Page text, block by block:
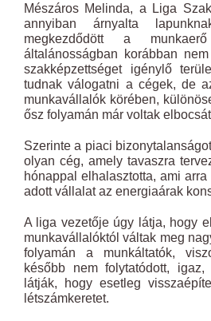
Mészáros Melinda, a Liga
annyiban árnyalta
megkezdődött a
általánosságban korábban
szakképzettséget igénylő
tudnak válogatni a cégek, de
munkavállalók körében,
ősz folyamán már voltak
Szerinte a piaci
olyan cég, amely tavaszra
hónappal elhalasztotta, ami
adott vállalat az energiaárak
A liga vezetője úgy látja, hogy
munkavállalóktól váltak meg
folyamán a munkáltatók,
később nem folytatódott,
látják, hogy esetleg
létszámkeretet.